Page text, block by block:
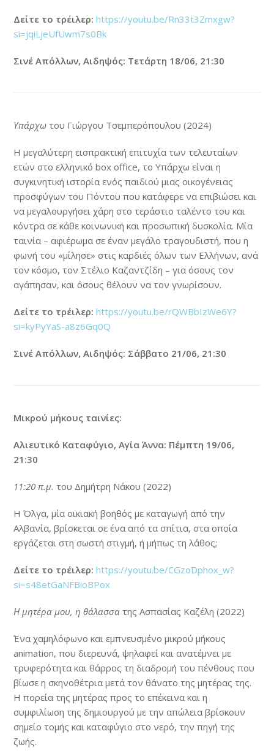
Δείτε το τρέιλερ: https://youtu.be/Rn33t3Zmxgw?
si=jqiLjeUfUwm7s0Bk
Σινέ Απόλλων, Αιδηψός: Τετάρτη 18/06, 21:30
Υπάρχω του Γιώργου Τσεμπερόπουλου (2024)
H μεγαλύτερη εισπρακτική επιτυχία των τελευταίων
ετών στο ελληνικό box office, το Υπάρχω είναι η
συγκινητική ιστορία ενός παιδιού μιας οικογένειας
προσφύγων του Πόντου που κατάφερε να επιβιώσει και
να μεγαλουργήσει χάρη στο τεράστιο ταλέντο του και
κόντρα σε κάθε κοινωνική και προσωπική δυσκολία. Μία
ταινία – αφιέρωμα σε έναν μεγάλο τραγουδιστή, που η
φωνή του «μίλησε» στις καρδιές όλων των Ελλήνων, ανά
τον κόσμο, τον Στέλιο Καζαντζίδη – για όσους τον
αγάπησαν, και όσους θέλουν να τον γνωρίσουν.
Δείτε το τρέιλερ: https://youtu.be/rQWBbIzWe6Y?
si=kyPyYaS-a8z6Gq0Q
Σινέ Απόλλων, Αιδηψός: Σάββατο 21/06, 21:30
Μικρού μήκους ταινίες:
Αλιευτικό Καταφύγιο, Αγία Άννα: Πέμπτη 19/06,
21:30
11:20 π.μ. του Δημήτρη Νάκου (2022)
H Όλγα, μία οικιακή βοηθός με καταγωγή από την
Αλβανία, βρίσκεται σε ένα από τα σπίτια, στα οποία
εργάζεται στη σωστή στιγμή, ή μήπως τη λάθος;
Δείτε το τρέιλερ: https://youtu.be/CGzoDphox_w?
si=s48etGaNFBioBPox
Η μητέρα μου, η θάλασσα της Ασπασίας Καζέλη (2022)
Ένα χαμηλόφωνο και εμπνευσμένο μικρού μήκους
animation, που διερευνά, ψηλαφεί και ανατέμνει με
τρυφερότητα και θάρρος τη διαδρομή του πένθους που
βίωσε η σκηνοθέτρια μετά τον θάνατο της μητέρας της.
Η πορεία της μητέρας προς το επέκεινα και η
συμφιλίωση της δημιουργού με την απώλεια βρίσκουν
σημείο τομής και καταφύγιο στο νερό, την πηγή της
ζωής.